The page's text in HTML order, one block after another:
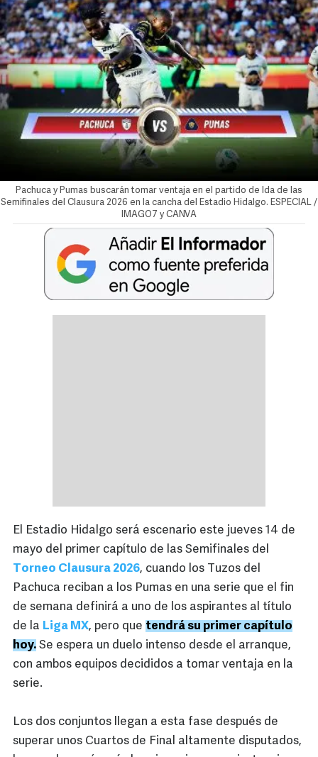
Pachuca y Pumas buscarán tomar ventaja en el partido de Ida de las
Semifinales del Clausura 2026 en la cancha del Estadio Hidalgo. ESPECIAL /
IMAGO7 y CANVA
El Estadio Hidalgo será escenario este jueves 14 de
mayo del primer capítulo de las Semifinales del
Torneo Clausura 2026, cuando los Tuzos del
Pachuca reciban a los Pumas en una serie que el fin
de semana definirá a uno de los aspirantes al título
de la Liga MX, pero que tendrá su primer capítulo
hoy. Se espera un duelo intenso desde el arranque,
con ambos equipos decididos a tomar ventaja en la
serie.
Los dos conjuntos llegan a esta fase después de
superar unos Cuartos de Final altamente disputados,